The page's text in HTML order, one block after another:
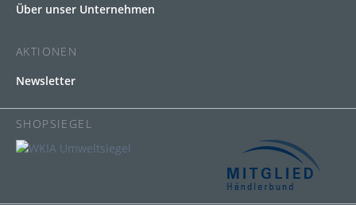
Über unser Unternehmen
AKTIONEN
Newsletter
SHOPSIEGEL